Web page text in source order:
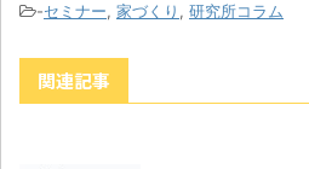
-セミナー, 家づくり , 研究所コラム
関連記事